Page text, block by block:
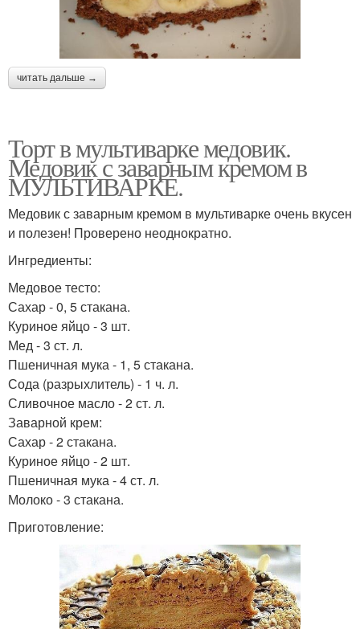
читать дальше →
Торт в мультиварке медовик.
Медовик с заварным кремом в
МУЛЬТИВАРКЕ.
Медовик с заварным кремом в мультиварке очень вкусен
и полезен! Проверено неоднократно.
Ингредиенты:
Медовое тесто:
Сахар - 0, 5 стакана.
Куриное яйцо - 3 шт.
Мед - 3 ст. л.
Пшеничная мука - 1, 5 стакана.
Сода (разрыхлитель) - 1 ч. л.
Сливочное масло - 2 ст. л.
Заварной крем:
Сахар - 2 стакана.
Куриное яйцо - 2 шт.
Пшеничная мука - 4 ст. л.
Молоко - 3 стакана.
Приготовление: